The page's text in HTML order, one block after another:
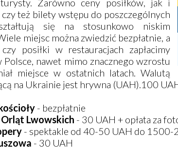
Zarówno ceny posiłków, jak i
też bilety wstępu do poszczególnych
się na stosunkowo niskim
miejsc można zwiedzić bezpłatnie, a
posiłki w restauracjach zapłacimy
Polsce, nawet mimo znacznego wzrostu
miejsce w ostatnich latach. Walutą
na Ukrainie jest hrywna (UAH).100
- bezpłatnie
Lwowskich - 30 UAH + opłata za
- spektakle od 40-50 UAH do 1500-
- 30 UAH